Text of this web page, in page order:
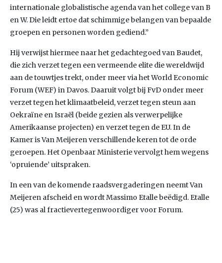
internationale globalistische agenda van het college van B
en W. Die leidt ertoe dat schimmige belangen van bepaalde
groepen en personen worden gediend.”
Hij verwijst hiermee naar het gedachtegoed van Baudet,
die zich verzet tegen een vermeende elite die wereldwijd
aan de touwtjes trekt, onder meer via het World Economic
Forum (WEF) in Davos. Daaruit volgt bij FvD onder meer
verzet tegen het klimaatbeleid, verzet tegen steun aan
Oekraïne en Israël (beide gezien als verwerpelijke
Amerikaanse projecten) en verzet tegen de EU. In de
Kamer is Van Meijeren verschillende keren tot de orde
geroepen. Het Openbaar Ministerie vervolgt hem wegens
‘opruiende’ uitspraken.
In een van de komende raadsvergaderingen neemt Van
Meijeren afscheid en wordt Massimo Etalle beëdigd. Etalle
(25) was al fractievertegenwoordiger voor Forum.